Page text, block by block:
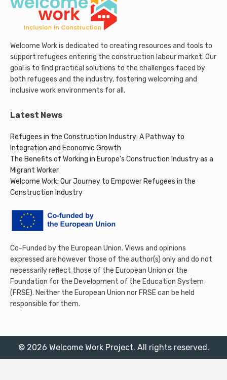
Welcome Work is dedicated to creating resources and tools to
support refugees entering the construction labour market. Our
goal is to find practical solutions to the challenges faced by
both refugees and the industry, fostering welcoming and
inclusive work environments for all.
Latest News
Refugees in the Construction Industry: A Pathway to
Integration and Economic Growth
The Benefits of Working in Europe's Construction Industry as a
Migrant Worker
Welcome Work: Our Journey to Empower Refugees in the
Construction Industry
Co-Funded by the European Union. Views and opinions
expressed are however those of the author(s) only and do not
necessarily reflect those of the European Union or the
Foundation for the Development of the Education System
(FRSE). Neither the European Union nor FRSE can be held
responsible for them.
© 2026 Welcome Work Project. All rights reserved.